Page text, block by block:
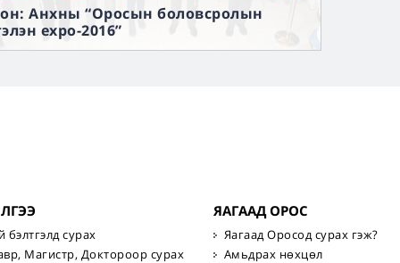
он: Анхны “Оросын боловсролын
expo-2016”
бэлтгэлд сурах
Магистр, Доктороор сурах
ЯАГААД ОРОС
Яагаад Оросод сурах гэж?
Амьдрах нөхцөл